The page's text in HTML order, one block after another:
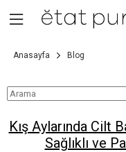
Anasayfa Blog
Kış Aylarında Cilt
Sağlıklı ve